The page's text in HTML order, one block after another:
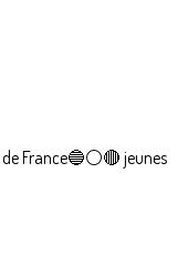
France🔵⚪🔴 jeunes